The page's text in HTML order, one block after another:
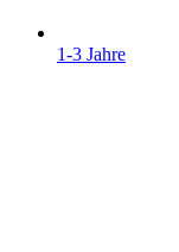
1-3 Jahre